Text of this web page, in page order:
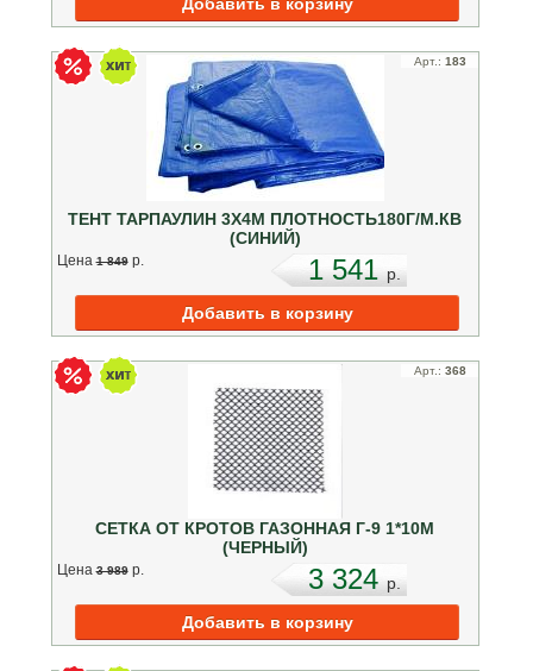
Арт.: 183
ТЕНТ ТАРПАУЛИН 3Х4М ПЛОТНОСТЬ180Г/М.КВ
(СИНИЙ)
Цена 1 849 p. 1 541p.
Арт.: 368
СЕТКА ОТ КРОТОВ ГАЗОННАЯ Г-9 1*10М
(ЧЕРНЫЙ)
Цена 3 989 p. 3 324p.